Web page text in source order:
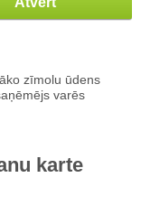
zīmolu ūdens
varēs
karte